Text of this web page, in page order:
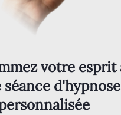
votre esprit
d'hypnose